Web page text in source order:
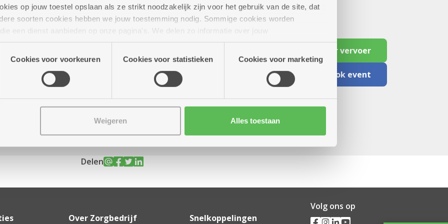
op jouw toestel opslaan als ze strikt noodzakelijk zijn voor het gebruik van de site, dat
soorten cookies hebben we jouw toestemming nodig. Sommige cookies worden
een dienst aanbieden op onze pagina's. We delen zo informatie over jouw
onze site voor social media, advertenties en analyse. Deze partners kunnen deze gegevens
die je aan hen verstrekte.
Cookies voor voorkeuren Cookies voor statistieken Cookies voor marketing
Weigeren Alles toestaan
Reserveer vervoer
Facebook event
Delen
Over Zorgbedrijf
Snelkoppelingen
Volg ons op